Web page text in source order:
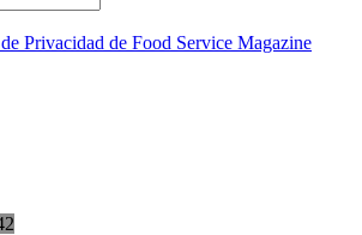
Privacidad de Food Service Magazine